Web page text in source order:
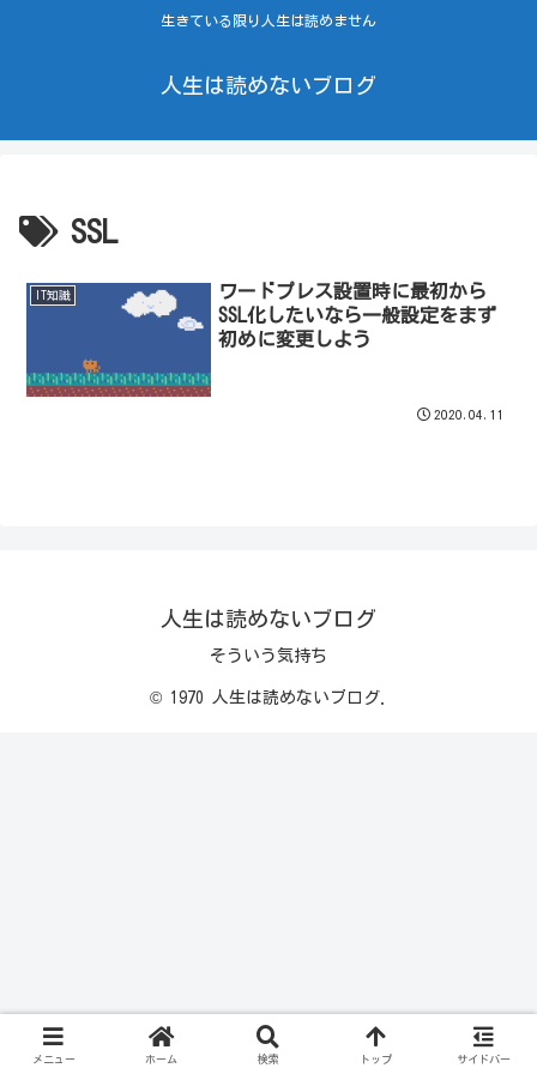
生きている限り人生は読めません
人生は読めないブログ
SSL
IT知識
ワードプレス設置時に最初から
SSL化したいなら一般設定をまず
初めに変更しよう
2020.04.11
人生は読めないブログ
そういう気持ち
© 1970 人生は読めないブログ.
メニュー ホーム 検索 トップ サイドバー